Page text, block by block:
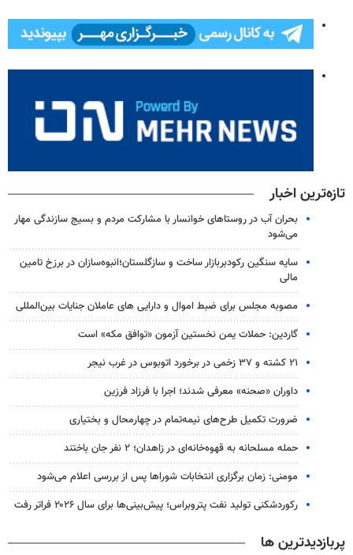
تازه‌ترین اخبار
بحران آب در روستاهای خوانسار با مشارکت مردم و بسیج سازندگی مهار
می‌شود
سایه سنگین رکودبربازار ساخت و سازگلستان؛انبوه‌سازان در برزخ تامین
مالی
مصوبه مجلس برای ضبط اموال و دارایی های عاملان جنایات بین‌المللی
گاردین: حملات یمن نخستین آزمون «توافق مکه» است
۲۱ کشته و ۳۷ زخمی در برخورد اتوبوس در غرب نیجر
داوران «صحنه» معرفی شدند؛ اجرا با فرزاد فرزین
ضرورت تکمیل طرح‌های نیمه‌تمام در چهارمحال و بختیاری
حمله مسلحانه به قهوه‌خانه‌ای در زاهدان؛ ۲ نفر جان باختند
مومنی: زمان برگزاری انتخابات شوراها پس از بررسی اعلام می‌شود
رکوردشکنی تولید نفت پتروبراس؛ پیش‌بینی‌ها برای سال ۲۰۲۶ فراتر رفت
پربازدیدترین ها